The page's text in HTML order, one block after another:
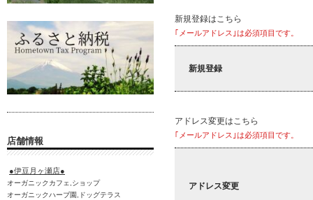
新規登録はこちら
｢メールアドレス｣は必須項目です。
新規登録
アドレス変更はこちら
｢メールアドレス｣は必須項目です。
アドレス変更
店舗情報
●伊豆月ヶ瀬店●
オーガニックカフェ,ショップ
オーガニックハーブ園,ドッグテラス